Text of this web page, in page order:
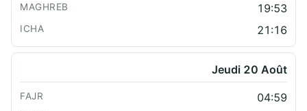
19:53
21:16
Jeudi 20 Août
04:59